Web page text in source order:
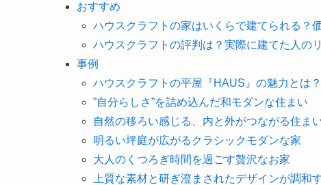
おすすめ
ハウスクラフトの家はいくらで建てられる？
ハウスクラフトの評判は？実際に建てた人の
事例
ハウスクラフトの平屋『HAUS』の魅力とは
”自分らしさ”を詰め込んだ和モダンな住まい
自然の移ろい感じる、内と外がつながる住ま
明るい坪庭が広がるクラシックモダンな家
大人のくつろぎ時間を過ごす贅沢なお家
上質な素材と研ぎ澄まされたデザインが調和